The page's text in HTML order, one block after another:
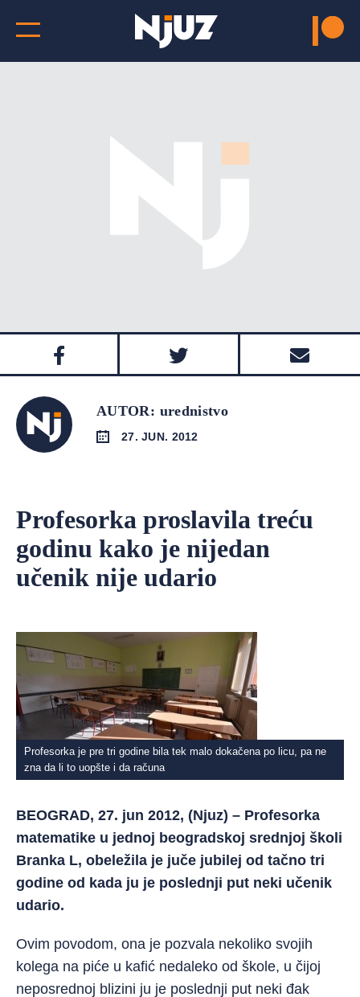
AUTOR: urednistvo
27. JUN. 2012
Profesorka proslavila treću
godinu kako je nijedan
učenik nije udario
Profesorka je pre tri godine bila tek malo dokačena po licu, pa ne
zna da li to uopšte i da računa
BEOGRAD, 27. jun 2012, (Njuz) – Profesorka
matematike u jednoj beogradskoj srednjoj školi
Branka L, obeležila je juče jubilej od tačno tri
godine od kada ju je poslednji put neki učenik
udario.
Ovim povodom, ona je pozvala nekoliko svojih
kolega na piće u kafić nedaleko od škole, u čijoj
neposrednoj blizini ju je poslednji put neki đak